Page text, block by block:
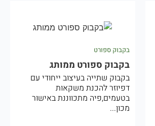
בקבוק ספורט
בקבוק ספורט ממותג
בקבוק שתייה בעיצוב ייחודי עם
דפיוזר להכנת משקאות
בטעמים,פיה מתכווננת באישור
מכון...